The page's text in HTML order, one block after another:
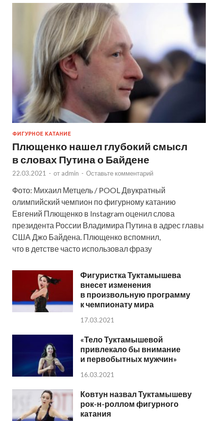
ФИГУРНОЕ КАТАНИЕ
Плющенко нашел глубокий смысл
в словах Путина о Байдене
22.03.2021 - от admin - Оставьте комментарий
Фото: Михаил Метцель / POOL Двукратный
олимпийский чемпион по фигурному катанию
Евгений Плющенко в Instagram оценил слова
президента России Владимира Путина в адрес главы
США Джо Байдена. Плющенко вспомнил,
что в детстве часто использовал фразу
Фигуристка Туктамышева
внесет изменения
в произвольную программу
к чемпионату мира
17.03.2021
«Тело Туктамышевой
привлекало бы внимание
и первобытных мужчин»
16.03.2021
Ковтун назвал Туктамышеву
рок-н-роллом фигурного
катания